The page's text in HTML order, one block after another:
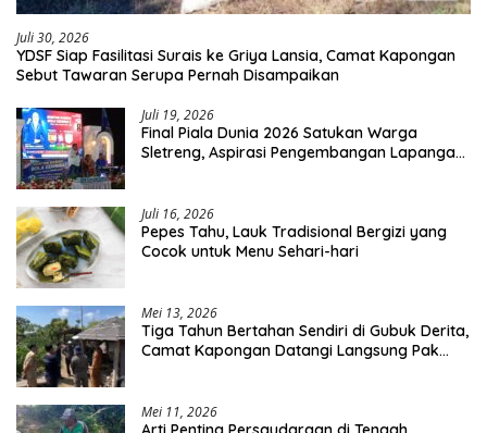
Juli 30, 2026
YDSF Siap Fasilitasi Surais ke Griya Lansia, Camat Kapongan
Sebut Tawaran Serupa Pernah Disampaikan
Juli 19, 2026
Final Piala Dunia 2026 Satukan Warga
Sletreng, Aspirasi Pengembangan Lapangan
Juli 16, 2026
Pepes Tahu, Lauk Tradisional Bergizi yang
Cocok untuk Menu Sehari-hari
Mei 13, 2026
Tiga Tahun Bertahan Sendiri di Gubuk Derita,
Camat Kapongan Datangi Langsung Pak
Mei 11, 2026